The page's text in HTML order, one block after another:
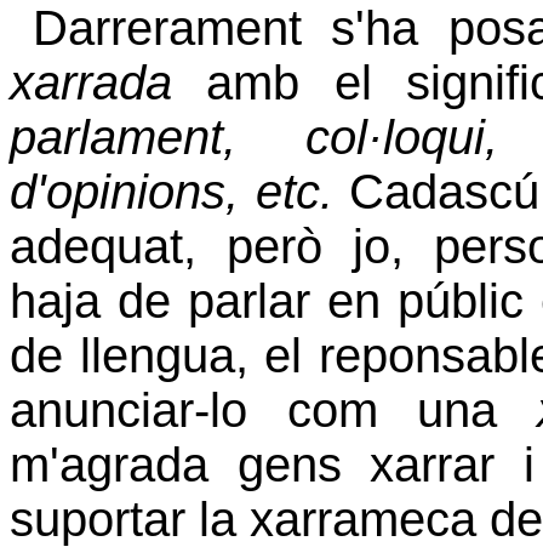
Darrerament s'ha
xarrada amb el
parlament,
d'opinions, etc.
adequat, però jo,
haja de parlar en
de llengua, el
anunciar-lo com una
m'agrada gens xarrar
suportar la xarrameca